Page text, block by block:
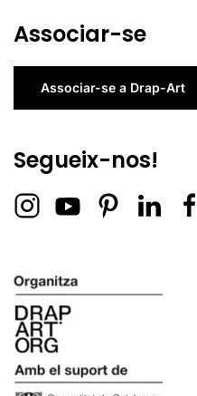
Associar-se
Associar-se a Drap-Art
Segueix-nos!